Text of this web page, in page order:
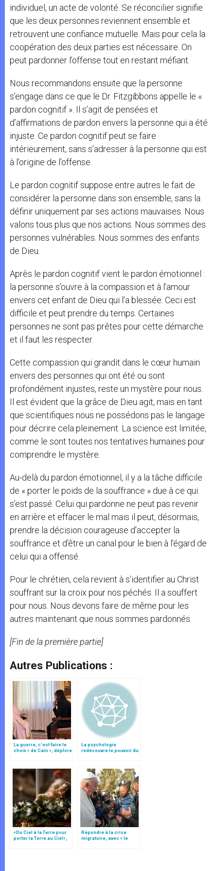
individuel, un acte de volonté. Se réconcilier signifie
que les deux personnes reviennent ensemble et
retrouvent une confiance mutuelle. Mais pour cela la
coopération des deux parties est nécessaire. On
peut pardonner l’offense tout en restant méfiant.
Nous recommandons ensuite que la personne
s’engage dans ce que le Dr. Fitzgibbons appelle le «
pardon cognitif ». Il s’agit de pensées et
d’affirmations de pardon envers la personne qui a été
injuste. Ce pardon cognitif peut se faire
intérieurement, sans s’adresser à la personne qui est
à l’origine de l’offense.
Le pardon cognitif suppose entre autres le fait de
considérer la personne dans son ensemble, sans la
définir uniquement par ses actions mauvaises. Nous
valons tous plus que nos actions. Nous sommes des
personnes vulnérables. Nous sommes des enfants
de Dieu.
Après le pardon cognitif vient le pardon émotionnel :
la personne s’ouvre à la compassion et à l’amour
envers cet enfant de Dieu qui l’a blessée. Ceci est
difficile et peut prendre du temps. Certaines
personnes ne sont pas prêtes pour cette démarche
et il faut les respecter.
Cette compassion qui grandit dans le cœur humain
envers des personnes qui ont été ou sont
profondément injustes, reste un mystère pour nous.
Il est évident que la grâce de Dieu agit, mais en tant
que scientifiques nous ne possédons pas le langage
pour décrire cela pleinement. La science est limitée,
comme le sont toutes nos tentatives humaines pour
comprendre le mystère.
Au-delà du pardon émotionnel, il y a la tâche difficile
de « porter le poids de la souffrance » due à ce qui
s’est passé. Celui qui pardonne ne peut pas revenir
en arrière et effacer le mal mais il peut, désormais,
prendre la décision courageuse d’accepter la
souffrance et d’être un canal pour le bien à l’égard de
celui qui a offensé.
Pour le chrétien, cela revient à s’identifier au Christ
souffrant sur la croix pour nos péchés. Il a souffert
pour nous. Nous devons faire de même pour les
autres maintenant que nous sommes pardonnés.
[Fin de la première partie]
Autres Publications :
La guerre, c’est faire le
choix « de Caïn », déplore
La psychologie
redécouvre le pouvoir du
pardon (II)
«Du Ciel à la Terre pour
porter la Terre au Ciel»,
Répondre à la crise
migratoire, avec « le